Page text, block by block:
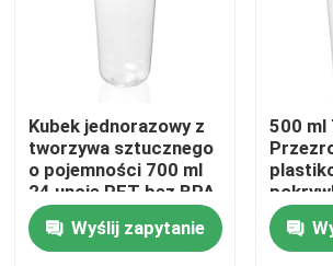
Łączność
Produkty
Pokaz VR
Plastikowy kubek jednorazowy
Kubek jednorazowy z
tworzywa sztucznego
o pojemności 700 ml
24 uncje PET bez BPA
Wyślij zapytanie
500 ml